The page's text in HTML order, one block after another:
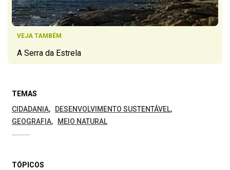
VEJA TAMBÉM
A Serra da Estrela
TEMAS
CIDADANIA
DESENVOLVIMENTO SUSTENTÁVEL
GEOGRAFIA
MEIO NATURAL
TÓPICOS